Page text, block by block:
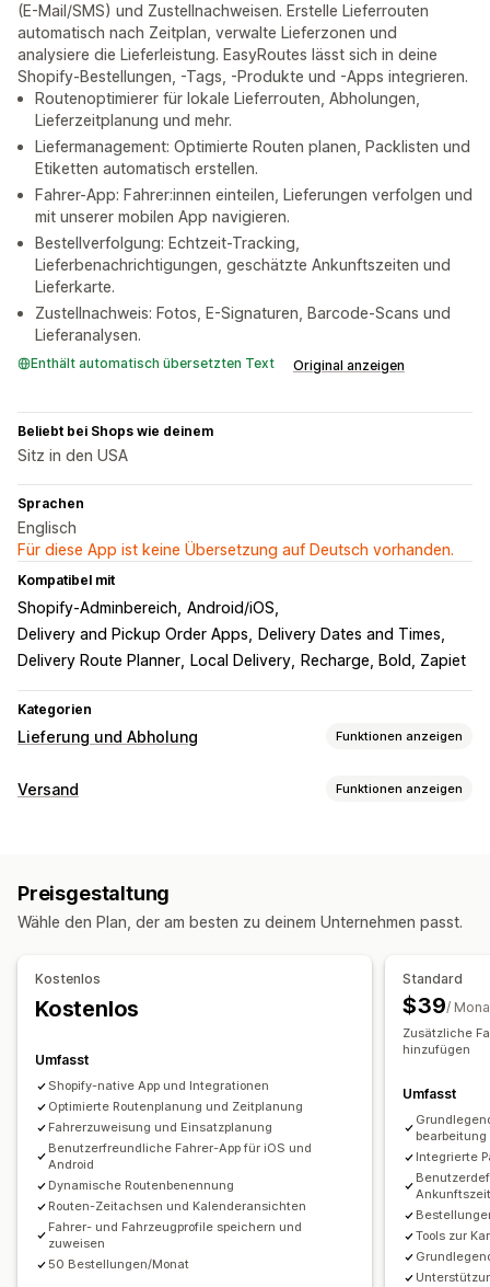
(E-Mail/SMS) und Zustellnachweisen. Erstelle Lieferrouten
automatisch nach Zeitplan, verwalte Lieferzonen und
analysiere die Lieferleistung. EasyRoutes lässt sich in deine
Shopify-Bestellungen, -Tags, -Produkte und -Apps integrieren.
Routenoptimierer für lokale Lieferrouten, Abholungen,
Lieferzeitplanung und mehr.
Liefermanagement: Optimierte Routen planen, Packlisten und
Etiketten automatisch erstellen.
Fahrer-App: Fahrer:innen einteilen, Lieferungen verfolgen und
mit unserer mobilen App navigieren.
Bestellverfolgung: Echtzeit-Tracking,
Lieferbenachrichtigungen, geschätzte Ankunftszeiten und
Lieferkarte.
Zustellnachweis: Fotos, E-Signaturen, Barcode-Scans und
Lieferanalysen.
Enthält automatisch übersetzten Text Original anzeigen
Beliebt bei Shops wie deinem
Sitz in den USA
Sprachen
Englisch
Für diese App ist keine Übersetzung auf Deutsch vorhanden.
Kompatibel mit
Shopify-Adminbereich Android/iOS
Delivery and Pickup Order Apps
Delivery Dates and Times
Delivery Route Planner
Local Delivery Recharge, Bold, Zapiet
Kategorien
Lieferung und Abholung Funktionen anzeigen
Zustellungsoptionen
Versandetiketten Benutzerdefinierte Nachrichten
Kontaktlos
Datumsauswahl
SMS-Benachrichtigungen
E-Mail-Benachrichtigungen
ETAs
Nachverfolgung von Bestellungen
Zustellungsnachweis
Web-Push-Benachrichtigungen Tracking-Seiten
Routenoptimierung
Versand Funktionen anzeigen
Lieferscheine Scannen per Barcode
Lieferdatum Bestellsynchronisierung
Bestellupdates
Preisgestaltung
Wähle den Plan, der am besten zu deinem Unternehmen passt.
Kostenlos
Kostenlos
Umfasst
Shopify-native App und Integrationen
Optimierte Routenplanung und Zeitplanung
Fahrerzuweisung und Einsatzplanung
Benutzerfreundliche Fahrer-App für iOS und
Android
Dynamische Routenbenennung
Routen-Zeitachsen und Kalenderansichten
Fahrer- und Fahrzeugprofile speichern und
zuweisen
50 Bestellungen/Monat
Standard
$39/
Zusätzliche
hinzufügen
Umfasst
bearbeitung
Integrierte
Tools zur